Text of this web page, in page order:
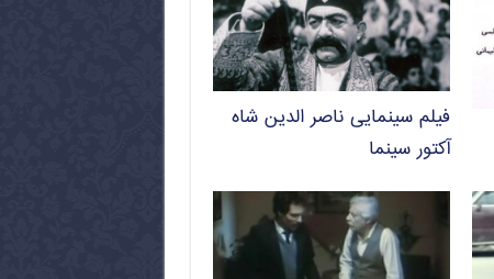
فیلم سینمایی ناصر الدین شاه
آکتور سینما